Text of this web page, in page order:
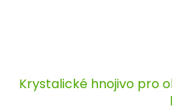
Krystalické hnojivo pro